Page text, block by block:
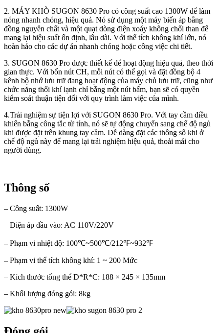
2. MÁY KHÒ SUGON 8630 Pro có công suất cao 1300W để làm
nóng nhanh chóng, hiệu quả. Nó sử dụng một máy biến áp bằng
đồng nguyên chất và một quạt dòng điện xoáy không chổi than để
mang lại hiệu suất ổn định, lâu dài. Với thể tích không khí lớn, nó
hoàn hảo cho các dự án nhanh chóng hoặc công việc chi tiết.
3. SUGON 8630 Pro được thiết kế để hoạt động hiệu quả, theo thời
gian thực. Với bốn nút CH, mỗi nút có thể gọi và đặt đồng bộ 4
kênh bộ nhớ lưu trữ đang hoạt động của máy chủ lưu trữ, cũng như
chức năng thổi khí lạnh chỉ bằng một nút bấm, bạn sẽ có quyền
kiểm soát thuận tiện đối với quy trình làm việc của mình.
4.Trải nghiệm sự tiện lợi với SUGON 8630 Pro. Với tay cầm điều
khiển bằng công tắc từ tính, nó sẽ tự động chuyển sang chế độ ngủ
khi được đặt trên khung tay cầm. Dễ dàng đặt các thông số khi ở
chế độ ngủ này để mang lại trải nghiệm hiệu quả, thoải mái cho
người dùng.
Thông số
– Công suất: 1300W
– Điện áp đầu vào: AC 110V/220V
– Phạm vi nhiệt độ: 100℃~500℃/212℉~932℉
– Phạm vi thể tích không khí: 1 ~ 200 Mức
– Kích thước tổng thể D*R*C: 188 × 245 × 135mm
– Khối lượng đóng gói: 8kg